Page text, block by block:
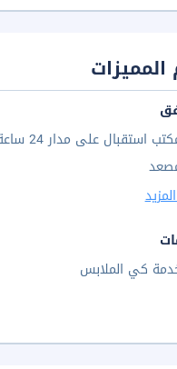
استقبال على مدار 24 ساعة
كي الملابس